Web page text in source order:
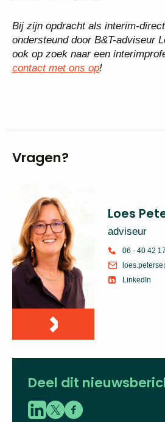
Bij zijn opdracht als interim-
ondersteund door B&T-adviseur
ook op zoek naar een
contact met ons op!
Vragen?
Loes
adviseur
06 - 40 42
LinkedIn
Deel dit